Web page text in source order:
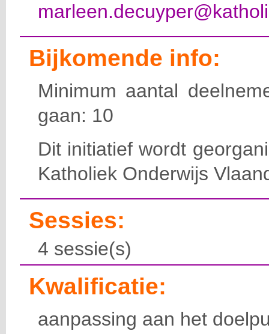
Bijkomende info:
Minimum aantal
gaan: 10
Dit initiatief wordt
Katholiek Onderwijs
Sessies:
4 sessie(s)
Kwalificatie:
aanpassing aan het